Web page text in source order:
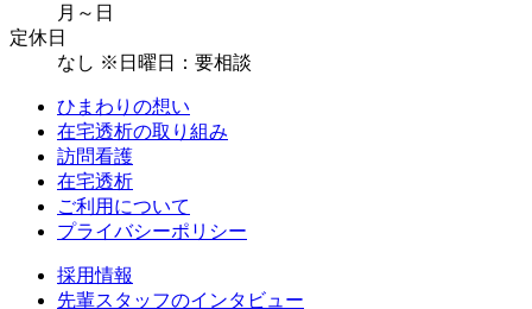
月～日
定休日
なし ※日曜日：要相談
ひまわりの想い
在宅透析の取り組み
訪問看護
在宅透析
ご利用について
プライバシーポリシー
採用情報
先輩スタッフのインタビュー